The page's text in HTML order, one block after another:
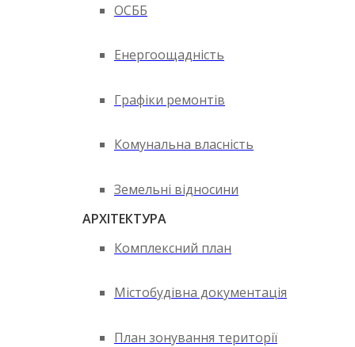
ОСББ
Енергоощадність
Графіки ремонтів
Комунальна власність
Земельні відносини
АРХІТЕКТУРА
Комплексний план
Містобудівна документація
План зонування території